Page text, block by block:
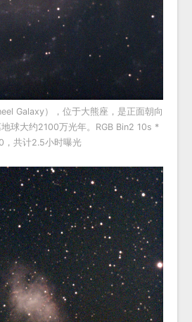
Galaxy），位于大熊座，是正面朝向
球大约2100万光年。RGB Bin2 10s *
，共计2.5小时曝光